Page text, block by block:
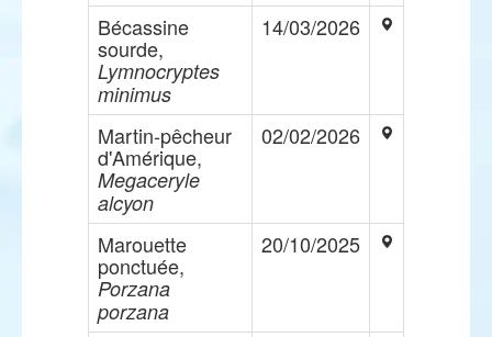
Bécassine
sourde,
Lymnocryptes
minimus
14/03/2026
Martin-pêcheur
d'Amérique,
Megaceryle
alcyon
02/02/2026
Marouette
ponctuée,
Porzana
porzana
20/10/2025